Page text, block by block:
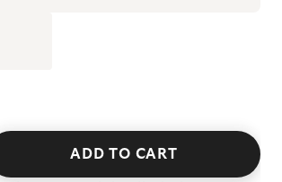
ADD TO CART